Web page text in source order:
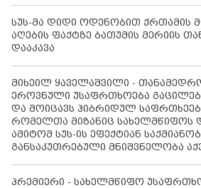
სუს-მა დიდი ოდენობით ქრთამის
აღების ფაქტზე ბათუმის მერიის
დააკავა
მიხეილ ყაველაშვილი -
ეროვნული უსაფრთხოება
და მოიცავს ჰიბრიდულ
რომელთა მიზანიც სახელმწიფოს
ამიტომ სუს-ის ეფექტიან
განსაკუთრებული მნიშვნელობა
პრემიერი - სახელმწიფო